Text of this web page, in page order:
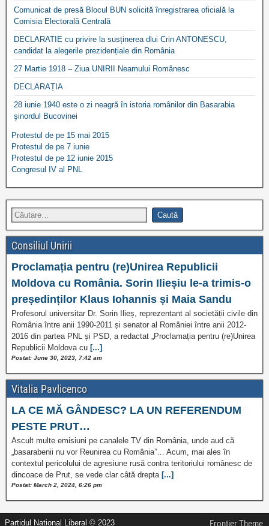
Comunicat de presă Blocul BUN solicită înregistrarea oficială la
Comisia Electorală Centrală
DECLARATIE cu privire la susținerea dlui Crin ANTONESCU,
candidat la alegerile prezidențiale din România
27 Martie 1918 – Ziua UNIRII Neamului Românesc
DECLARAȚIA
28 iunie 1940 este o zi neagră în istoria românilor din Basarabia
şinordul Bucovinei
Protestul de pe 15 mai 2015
Protestul de pe 7 iunie
Protestul de pe 12 iunie 2015
Congresul IV al PNL
Consiliul Unirii
Proclamația pentru (re)Unirea Republicii
Moldova cu România. Sorin Ilieșiu le-a trimis-o
președinților Klaus Iohannis și Maia Sandu
Profesorul universitar Dr. Sorin Ilieș, reprezentant al societății civile din
România între anii 1990-2011 și senator al României între anii 2012-
2016 din partea PNL și PSD, a redactat „Proclamația pentru (re)Unirea
Republicii Moldova cu [...]
Postat: June 30, 2023, 7:42 am
Vitalia Pavlicenco
LA CE MĂ GÂNDESC? LA UN REFERENDUM
PESTE PRUT…
Ascult multe emisiuni pe canalele TV din România, unde aud că
„basarabenii nu vor Reunirea cu România”… Acum, mai ales în
contextul pericolului de agresiune rusă contra teritoriului românesc de
dincoace de Prut, se vede clar câtă drepta[...]
Postat: March 2, 2024, 6:26 pm
Partidul Național Liberal © 2023